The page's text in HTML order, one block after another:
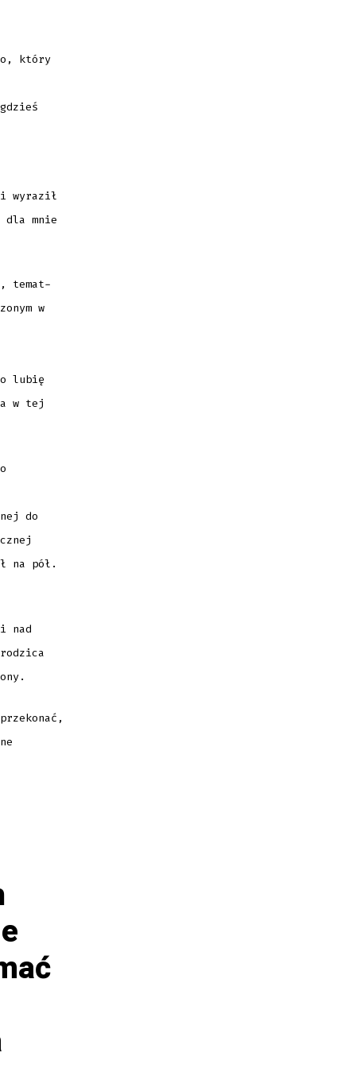
który
wyraził
dla mnie
temat-
w
lubię
w tej
do
na pół.
nad